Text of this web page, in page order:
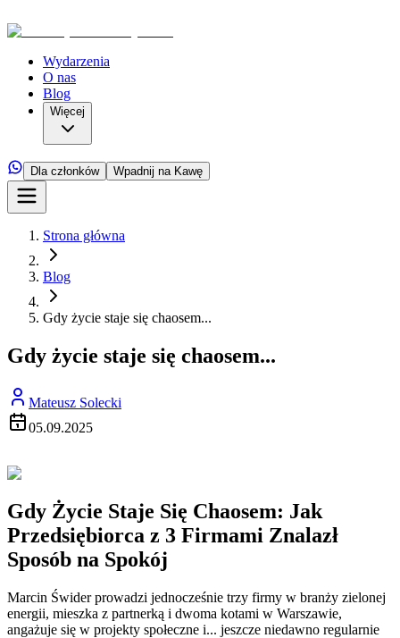
Wydarzenia
O nas
Blog
Więcej
Dla członków Wpadnij na Kawę
Strona główna
Blog
Gdy życie staje się chaosem...
Gdy życie staje się chaosem...
Mateusz Solecki
05.09.2025
Gdy Życie Staje Się Chaosem: Jak
Przedsiębiorca z 3 Firmami Znalazł
Sposób na Spokój
Marcin Świder prowadzi jednocześnie trzy firmy w branży zielonej
energii, mieszka z partnerką i dwoma kotami w Warszawie,
angażuje się w projekty społeczne i... jeszcze niedawno regularnie